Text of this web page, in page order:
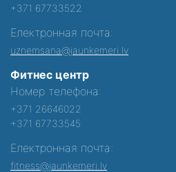
+371 67733522
Електронная почта:
uznemsana@jaunkemeri.lv
Фитнес центр
Номер телефона:
+371 26646022
+371 67733545
Електронная почта:
fitness@jaunkemeri.lv